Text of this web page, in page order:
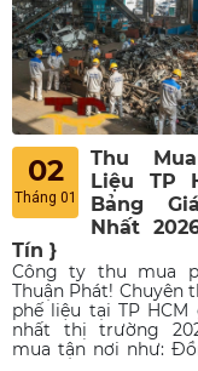
02
Tháng 01
Thu
Liệu TP
Bảng
Nhất
Tín }
Công ty thu mua
Thuận Phát! Chuyên
phế liệu tại TP HCM
nhất thị trường
mua tận nơi như: